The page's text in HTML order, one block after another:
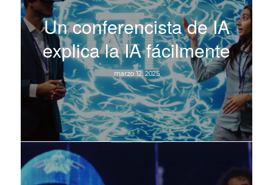
Un conferencista de IA
explica la IA fácilmente
marzo 12, 2025